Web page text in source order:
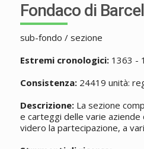
Fondaco di
sub-fondo / sezione
Estremi cronologici:1363 -
Consistenza:24419 unità:
Descrizione:La sezione
e carteggi delle varie
videro la partecipazione, a